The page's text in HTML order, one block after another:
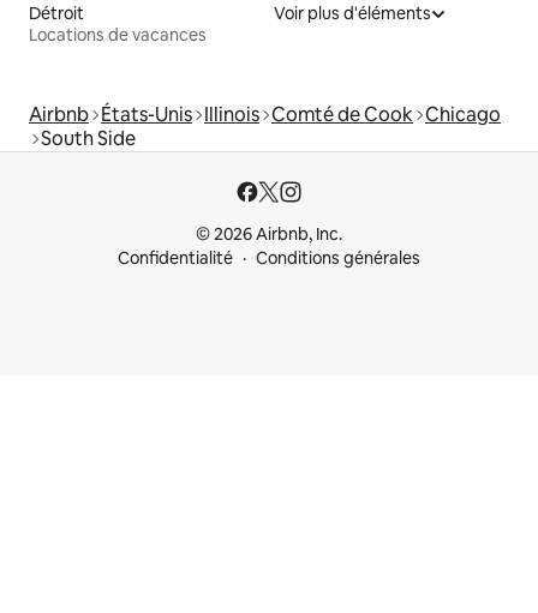
Détroit
Locations de vacances
Voir plus d'éléments
Airbnb États-Unis Illinois Comté de Cook Chicago
South Side
© 2026 Airbnb, Inc.
Confidentialité
Conditions générales